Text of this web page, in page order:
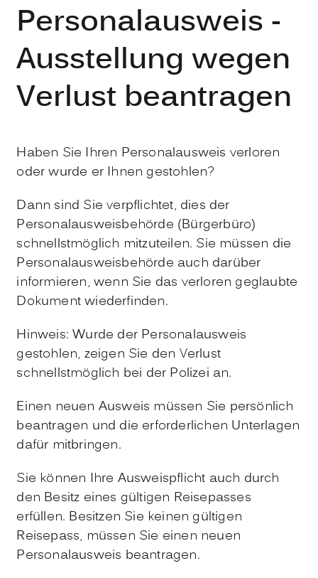
Personalausweis -
Ausstellung wegen
Verlust beantragen
Haben Sie Ihren Personalausweis verloren
oder wurde er Ihnen gestohlen?
Dann sind Sie verpflichtet, dies der
Personalausweisbehörde (Bürgerbüro)
schnellstmöglich mitzuteilen. Sie müssen die
Personalausweisbehörde auch darüber
informieren, wenn Sie das verloren geglaubte
Dokument wiederfinden.
Hinweis: Wurde der Personalausweis
gestohlen, zeigen Sie den Verlust
schnellstmöglich bei der Polizei an.
Einen neuen Ausweis müssen Sie persönlich
beantragen und die erforderlichen Unterlagen
dafür mitbringen.
Sie können Ihre Ausweispflicht auch durch
den Besitz eines gültigen Reisepasses
erfüllen. Besitzen Sie keinen gültigen
Reisepass, müssen Sie einen neuen
Personalausweis beantragen.